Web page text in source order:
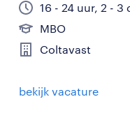
16 - 24 uur, 2 - 3
MBO
Coltavast
bekijk vacature